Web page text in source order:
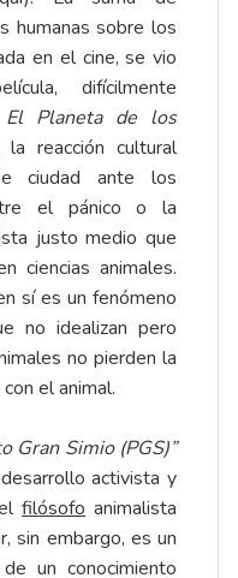
humanas sobre los
en el cine, se vio
difícilmente
El Planeta de los
reacción cultural
ciudad ante los
el pánico o la
justo medio que
ciencias animales.
sí es un fenómeno
no idealizan pero
no pierden la
el animal.
Gran Simio (PGS)”
activista y
filósofo animalista
sin embargo, es un
un conocimiento